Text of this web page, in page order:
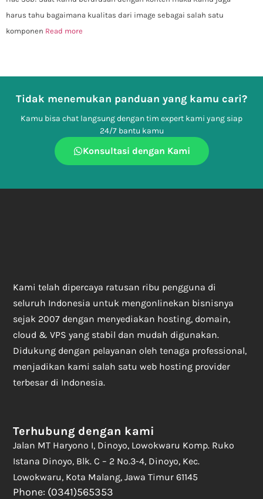
harus tahu bagaimana kualitas dari image sebagai salah satu
komponen Read more
Tidak menemukan panduan yang kamu cari?
Kamu bisa chat langsung dengan tim expert kami yang siap
24/7 bantu kamu
Konsultasi dengan Kami
Kami telah dipercaya ratusan ribu pengguna di
seluruh Indonesia untuk mengonlinekan bisnisnya
sejak 2007 dengan menyediakan hosting, domain,
cloud & VPS yang stabil dan mudah digunakan.
Didukung dengan pelayanan oleh tenaga professional,
menjadikan kami salah satu web hosting provider
terbesar di Indonesia.
Terhubung dengan kami
Jalan MT Haryono I, Dinoyo, Lowokwaru Komp. Ruko
Istana Dinoyo, Blk. C – 2 No.3-4, Dinoyo, Kec.
Lowokwaru, Kota Malang, Jawa Timur 61145
Phone: (0341)565353